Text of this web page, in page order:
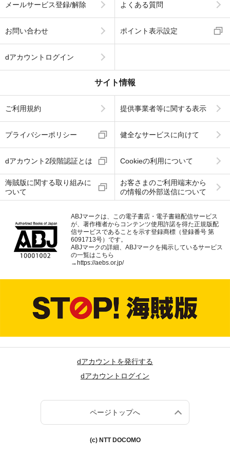
メールサービス登録/解除 よくある質問
お問い合わせ ポイント表示設定
dアカウントログイン
サイト情報
ご利用規約 提供事業者等に関する表示
プライバシーポリシー 健全なサービスに向けて
dアカウント2段階認証とは Cookieの利用について
海賊版に関する取り組みに
ついて
お客さまのご利用端末から
の情報の外部送信について
ABJマークは、この電子書店・電子書籍配信サービス
が、著作権者からコンテンツ使用許諾を得た正規版配
信サービスであることを示す登録商標（登録番号 第
6091713号）です。
ABJマークの詳細、ABJマークを掲示しているサービス
の一覧はこちら
→ https://aebs.or.jp/
dアカウントを発行する
dアカウントログイン
ページトップへ
(c) NTT DOCOMO